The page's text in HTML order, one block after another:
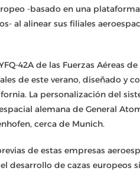
-basado en una
al alinear sus filiales
42A de las Fuerzas Aéreas
de este verano, diseñado y
La personalización del
alemana de General
cerca de Munich.
de estas empresas
desarrollo de cazas europeos